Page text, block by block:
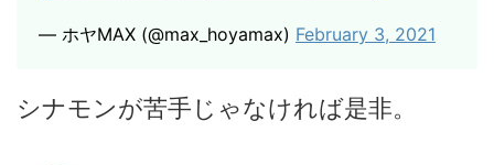
— ホヤMAX (@max_hoyamax) February 3, 2021
シナモンが苦手じゃなければ是非。